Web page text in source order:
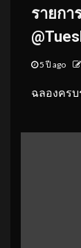
รายกา
5 ปี ago
ฉลองครบ